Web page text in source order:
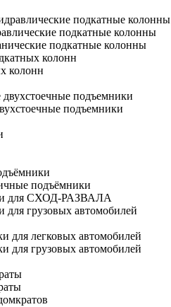
подкатные колонны
подкатные колонны
подкатные колонны
колонн
колонн
двухстоечные подъемники
подъемники
подъёмники
для СХОД-РАЗВАЛА
грузовых автомобилей
для легковых автомобилей
для грузовых автомобилей